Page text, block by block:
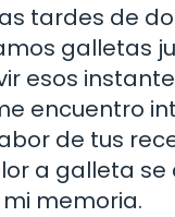
tardes de
galletas
esos
encuentro
de tus
a galleta se
memoria.